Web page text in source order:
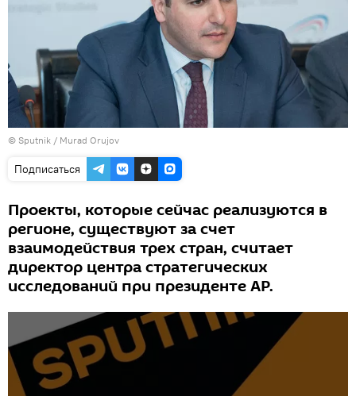
© Sputnik / Murad Orujov
Подписаться
Проекты, которые сейчас реализуются в
регионе, существуют за счет
взаимодействия трех стран, считает
директор центра стратегических
исследований при президенте АР.